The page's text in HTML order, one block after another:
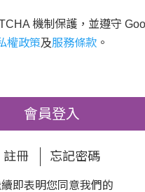
機制保護，並遵守
權政策及服務條款 。
會員登入
註冊 忘記密碼
即表明您同意我們的